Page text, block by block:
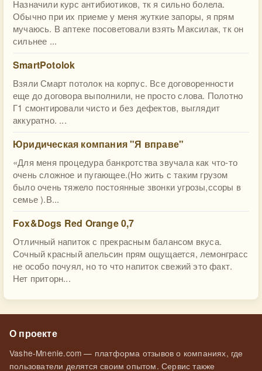
Назначили курс антибиотиков, тк я сильно болела.
Обычно при их приеме у меня жуткие запоры, я прям
мучаюсь. В аптеке посоветовали взять Максилак, тк он
сильнее ...
SmartPotolok
Взяли Смарт потолок на корпус. Все договоренности
еще до договора выполнили, не просто слова. Полотно
Г1 смонтировали чисто и без дефектов, выглядит
аккуратно. ...
Юридическая компания "Я вправе"
«Для меня процедура банкротства звучала как что-то
очень сложное и пугающее.(Но жить с таким грузом
было очень тяжело постоянные звонки угрозы,ссоры в
семье ).В...
Fox&Dogs Red Orange 0,7
Отличный напиток с прекрасным балансом вкуса.
Сочный красный апельсин прям ощущается, лемонграсс
не особо почуял, но то что напиток свежий это факт.
Нет приторн...
О проекте
Vashe-Mnenie.com — платформа отзывов о компаниях, где
пользователи делятся своим опытом. Сервис также